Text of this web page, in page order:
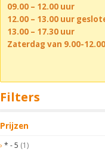
09.00 – 12.00 uur
12.00 – 13.00 uur
13.00 – 17.30 uur
Zaterdag van 9.00-
Filters
Prijzen
* - 5 (1)